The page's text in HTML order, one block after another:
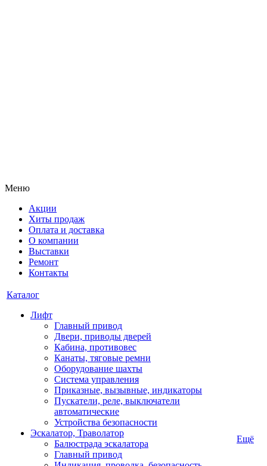
Меню
Акции
Хиты продаж
Оплата и доставка
О компании
Выставки
Ремонт
Контакты
Каталог
Лифт
Главный привод
Двери, приводы дверей
Кабина, противовес
Канаты, тяговые ремни
Оборудование шахты
Система управления
Приказные, вызывные, индикаторы
Пускатели, реле, выключатели
автоматические
Устройства безопасности
Эскалатор, Траволатор
Балюстрада эскалатора
Главный привод
Ещё